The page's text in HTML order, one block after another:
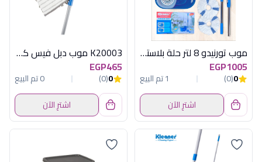
موب تورنيدو 8 لتر حلة بلاستيك كلينر
EGP1005
0
(0)
1 تم البيع
اشترِ الآن
K20003 موب دبل فيس كلينر
EGP465
0
(0)
0 تم البيع
اشترِ الآن